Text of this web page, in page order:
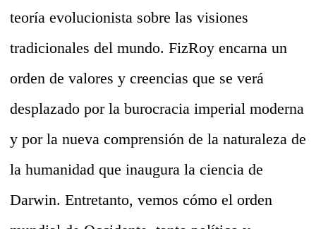
teoría evolucionista sobre las visiones
tradicionales del mundo. FizRoy encarna un
orden de valores y creencias que se verá
desplazado por la burocracia imperial moderna
y por la nueva comprensión de la naturaleza de
la humanidad que inaugura la ciencia de
Darwin. Entretanto, vemos cómo el orden